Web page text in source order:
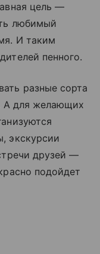
цель —
любимый
И таким
пенного.
разные сорта
А для желающих
экскурсии
друзей —
подойдет